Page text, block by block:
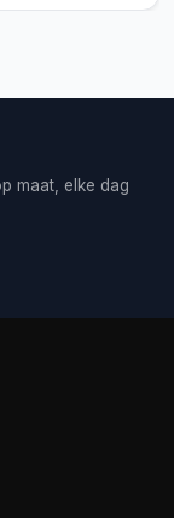
maat, elke dag